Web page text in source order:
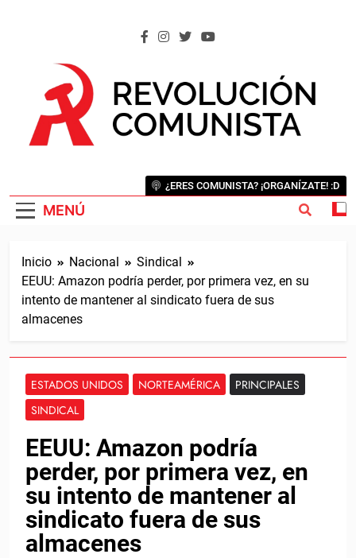
MENÚ
¿ERES COMUNISTA? ¡ORGANÍZATE! :D
Inicio Nacional
Sindical
EEUU: Amazon podría perder, por primera vez, en su
intento de mantener al sindicato fuera de sus
almacenes
ESTADOS UNIDOS NORTEAMÉRICA
PRINCIPALES
SINDICAL
EEUU: Amazon podría
perder, por primera vez, en
su intento de mantener al
sindicato fuera de sus
almacenes